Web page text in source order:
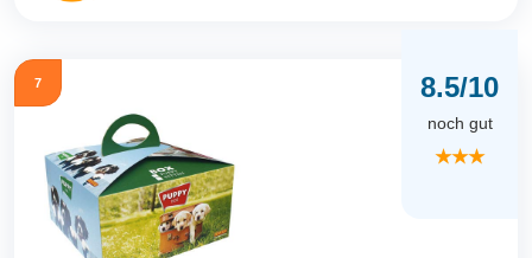
7 8.5/10
noch gut
★★★